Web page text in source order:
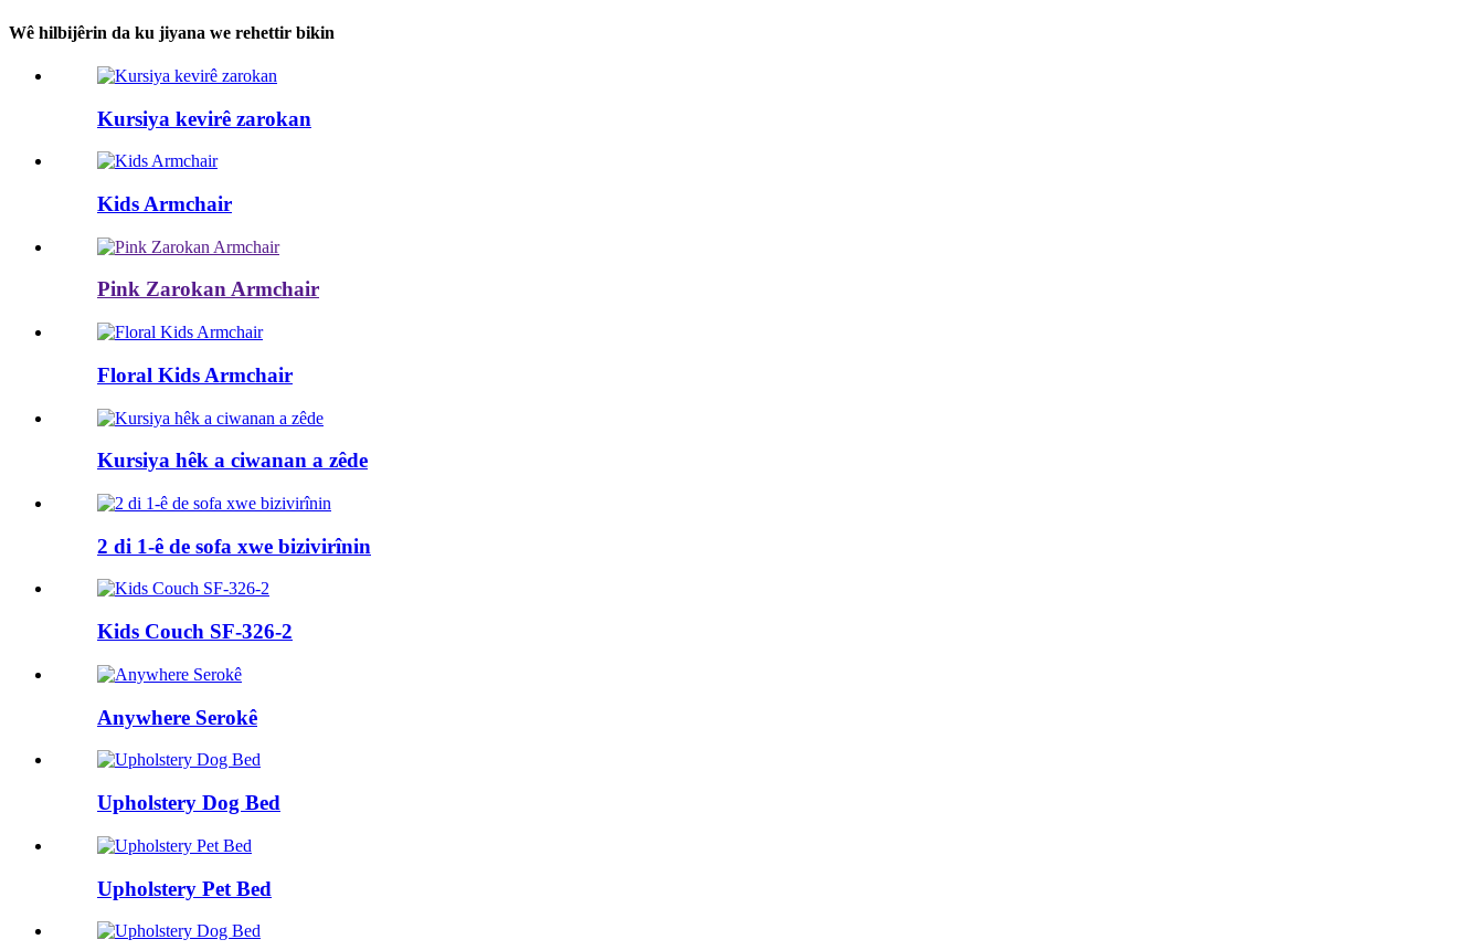
Wê hilbijêrin da ku jiyana we rehettir bikin
Kursiya kevirê zarokan
Kids Armchair
Pink Zarokan Armchair
Floral Kids Armchair
Kursiya hêk a ciwanan a zêde
2 di 1-ê de sofa xwe bizivirînin
Kids Couch SF-326-2
Anywhere Serokê
Upholstery Dog Bed
Upholstery Pet Bed